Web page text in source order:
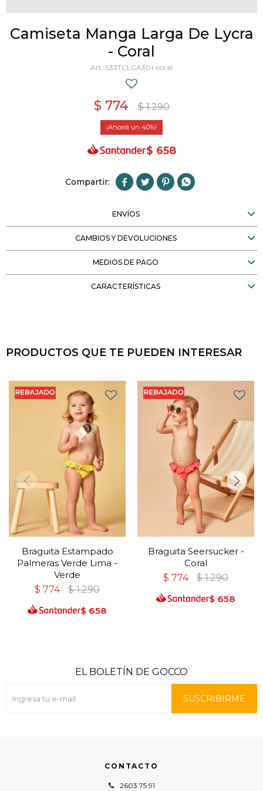
Camiseta Manga Larga De Lycra
- Coral
S33TCLCA301-coral
$ 774 $ 1.290
40
$ 658
   
ENVÍOS
CAMBIOS Y DEVOLUCIONES
MEDIOS DE PAGO
CARACTERÍSTICAS
PRODUCTOS QUE TE PUEDEN INTERESAR
Braguita Estampado
Palmeras Verde Lima -
Verde
$ 774 $ 1.290
$ 658
Braguita Seersucker -
Coral
$ 774 $ 1.290
$ 658
CONTACTO
2603 75 91
EL BOLETÍN DE GOCCO
SUSCRIBIRME